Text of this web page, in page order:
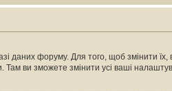
даних форуму. Для того, щоб змінити їх,
Там ви зможете змінити усі ваші